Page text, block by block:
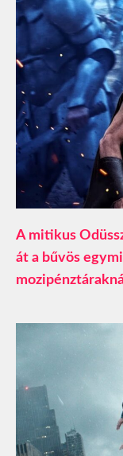
A mitikus
át a bűvös